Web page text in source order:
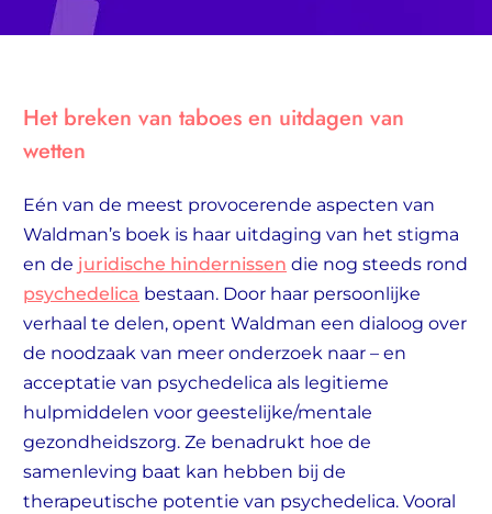
Het breken van taboes en uitdagen van
wetten
Eén van de meest provocerende aspecten van
Waldman’s boek is haar uitdaging van het stigma
en de juridische hindernissen die nog steeds rond
psychedelica bestaan. Door haar persoonlijke
verhaal te delen, opent Waldman een dialoog over
de noodzaak van meer onderzoek naar – en
acceptatie van psychedelica als legitieme
hulpmiddelen voor geestelijke/mentale
gezondheidszorg. Ze benadrukt hoe de
samenleving baat kan hebben bij de
therapeutische potentie van psychedelica. Vooral